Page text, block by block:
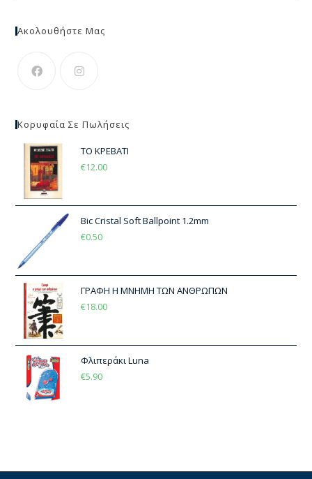
Ακολουθήστε Μας
Κορυφαία Σε Πωλήσεις
ΤΟ ΚΡΕΒΑΤΙ
€12.00
Bic Cristal Soft Ballpoint 1.2mm
€0.50
ΓΡΑΦΗ Η ΜΝΗΜΗ ΤΩΝ ΑΝΘΡΩΠΩΝ
€18.00
Φλιπεράκι Luna
€5.90